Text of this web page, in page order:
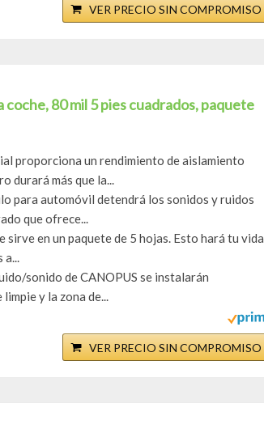
VER PRECIO SIN COMPROMISO
80 mil 5 pies cuadrados, paquete
proporciona un rendimiento de aislamiento
durará más que la...
para automóvil detendrá los sonidos y ruidos
que ofrece...
en un paquete de 5 hojas. Esto hará tu vida
a...
sonido de CANOPUS se instalarán
y la zona de...
VER PRECIO SIN COMPROMISO